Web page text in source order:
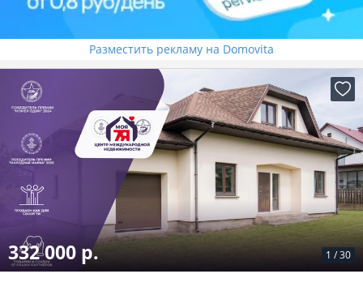
Разместить рекламу на Domovita
1 /30
332 000 р.